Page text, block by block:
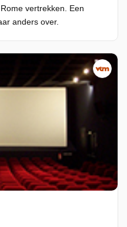
vertrekken. Een
anders over.